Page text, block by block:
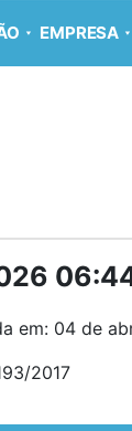
EMPRESA
em: 04 de
2017